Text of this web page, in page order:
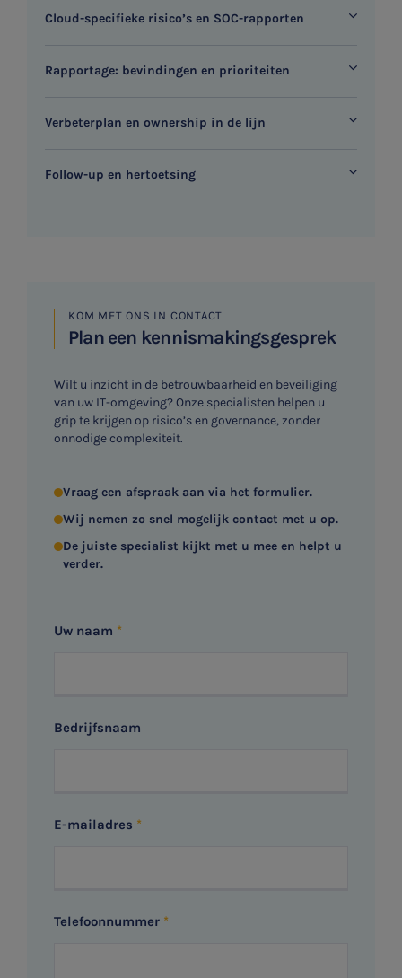
Cloud-specifieke risico’s en SOC-rapporten
Rapportage: bevindingen en prioriteiten
Verbeterplan en ownership in de lijn
Follow-up en hertoetsing
KOM MET ONS IN CONTACT
Plan een kennismakingsgesprek
Wilt u inzicht in de betrouwbaarheid en beveiliging
van uw IT-omgeving? Onze specialisten helpen u
grip te krijgen op risico’s en governance, zonder
onnodige complexiteit.
Vraag een afspraak aan via het formulier.
Wij nemen zo snel mogelijk contact met u op.
De juiste specialist kijkt met u mee en helpt u
verder.
Uw naam
Bedrijfsnaam
E-mailadres
Telefoonnummer